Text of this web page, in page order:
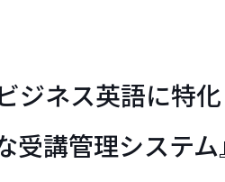
ジネス英語に特
受講管理システム